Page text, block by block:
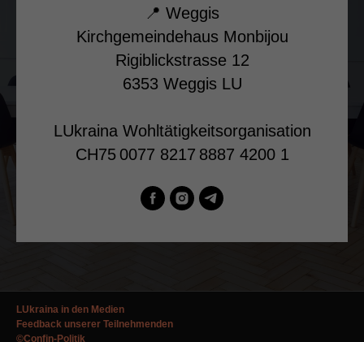
📍 Weggis
Kirchgemeindehaus Monbijou
Rigiblickstrasse 12
6353 Weggis LU
LUkraina Wohltätigkeitsorganisation
CH75 0077 8217 8887 4200 1
LUkraina in den Medien
Feedback unserer Teilnehmenden
©Confin-Politik